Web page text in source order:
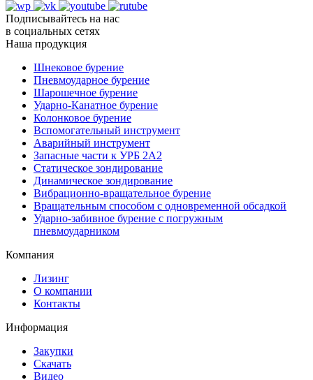
Подписывайтесь на нас
в социальных сетях
Наша продукция
Шнековое бурение
Пневмоударное бурение
Шарошечное бурение
Ударно-Канатное бурение
Колонковое бурение
Вспомогательный инструмент
Аварийный инструмент
Запасные части к УРБ 2А2
Статическое зондирование
Динамическое зондирование
Вибрационно-вращательное бурение
Вращательным способом с одновременной обсадкой
Ударно-забивное бурение с погружным
пневмоударником
Компания
Лизинг
О компании
Контакты
Информация
Закупки
Скачать
Видео